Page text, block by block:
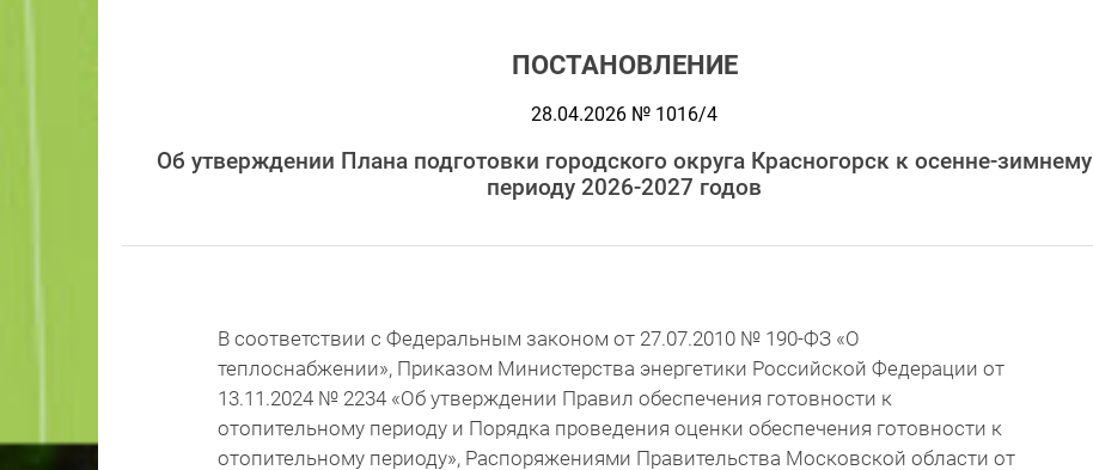
ПОСТАНОВЛЕНИЕ
28.04.2026 № 1016/4
Об утверждении Плана подготовки городского округа Красногорск к осенне-зимнему
периоду 2026-2027 годов
В соответствии с Федеральным законом от 27.07.2010 № 190-ФЗ «О
теплоснабжении», Приказом Министерства энергетики Российской Федерации от
13.11.2024 № 2234 «Об утверждении Правил обеспечения готовности к
отопительному периоду и Порядка проведения оценки обеспечения готовности к
отопительному периоду», Распоряжениями Правительства Московской области от